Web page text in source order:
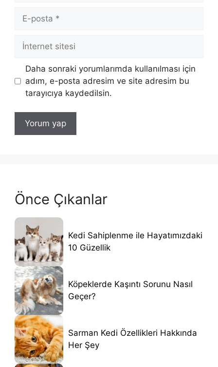
posta
İnternet
Daha sonraki yorumlarımda kullanılması için
adım, e-posta adresim ve site adresim bu
tarayıcıya kaydedilsin.
Önce Çıkanlar
Kedi Sahiplenme ile Hayatımızdaki
10 Güzellik
Köpeklerde Kaşıntı Sorunu Nasıl
Geçer?
Sarman Kedi Özellikleri Hakkında
Her Şey